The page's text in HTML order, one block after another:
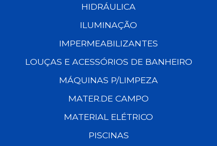
HIDRÁULICA
ILUMINAÇÃO
IMPERMEABILIZANTES
LOUÇAS E ACESSÓRIOS DE BANHEIRO
MÁQUINAS P/LIMPEZA
MATER.DE CAMPO
MATERIAL ELÉTRICO
PISCINAS